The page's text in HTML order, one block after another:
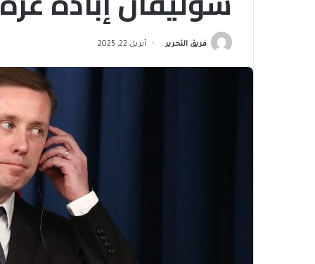
فريق التحرير أبريل 22, 2025